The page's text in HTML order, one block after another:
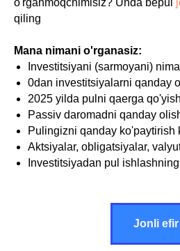
o'rganmoqchimisiz? Unda bepul
qiling
Mana nimani o'rganasiz:
Investitsiyani (sarmoyani)
0dan investitsiyalarni qanday
2025 yilda pulni qaerga
Passiv daromadni qanday
Pulingizni qanday ko'paytirish
Aktsiyalar, obligatsiyalar,
Investitsiyadan pul
Jonli efir